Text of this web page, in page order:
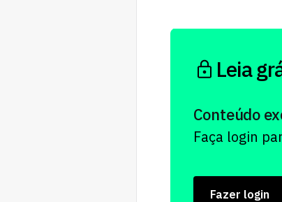
Leia
Conteúdo
Faça login
Fazer login